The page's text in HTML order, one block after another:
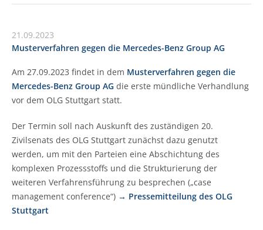
21.09.2023
Musterverfahren gegen die Mercedes-Benz Group AG
Am 27.09.2023 findet in dem Musterverfahren gegen die
Mercedes-Benz Group AG die erste mündliche Verhandlung
vor dem OLG Stuttgart statt.
Der Termin soll nach Auskunft des zuständigen 20.
Zivilsenats des OLG Stuttgart zunächst dazu genutzt
werden, um mit den Parteien eine Abschichtung des
komplexen Prozessstoffs und die Strukturierung der
weiteren Verfahrensführung zu besprechen („case
management conference“) → Pressemitteilung des OLG
Stuttgart